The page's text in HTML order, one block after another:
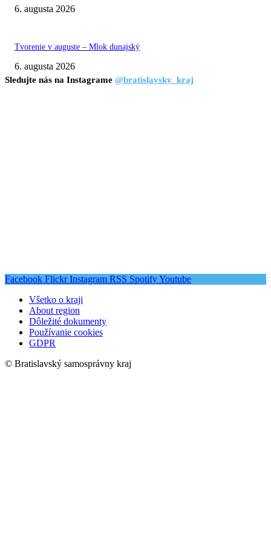
6. augusta 2026
Tvorenie v auguste – Mlok dunajský
6. augusta 2026
Sledujte nás na Instagrame @bratislavsky_kraj
Facebook Flickr Instagram RSS SpotifyYoutube
Všetko o kraji
About region
Dôležité dokumenty
Používanie cookies
GDPR
© Bratislavský samosprávny kraj